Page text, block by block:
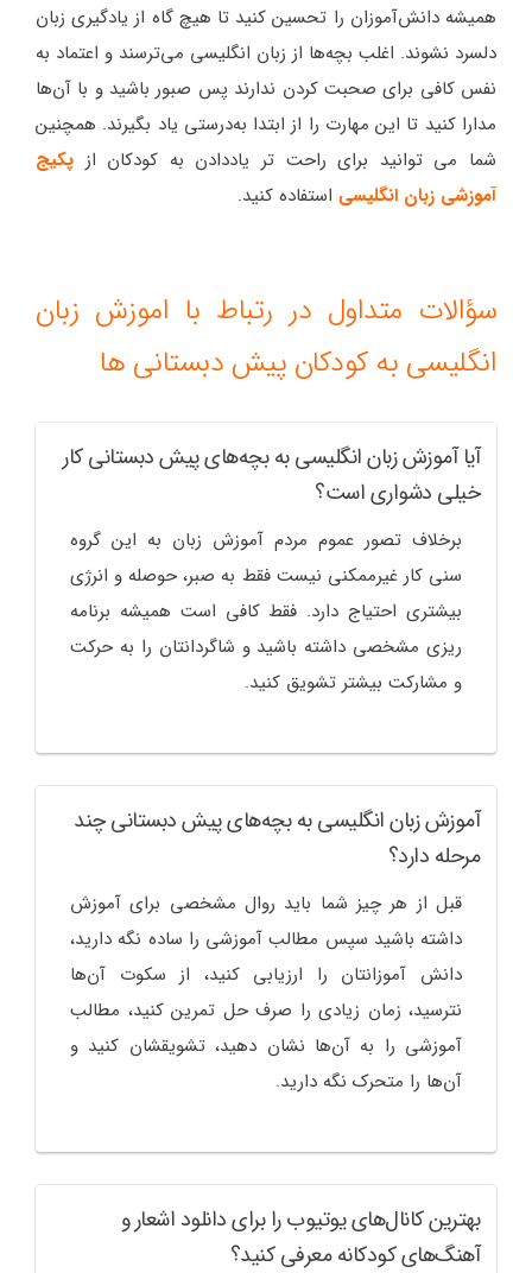
همیشه دانش‌آموزان را تحسین کنید تا هیچ گاه از یادگیری زبان
دلسرد نشوند. اغلب بچه‌ها از زبان انگلیسی می‌ترسند و اعتماد به
نفس کافی برای صحبت کردن ندارند پس صبور باشید و با آن‌ها
مدارا کنید تا این مهارت را از ابتدا به‌درستی یاد بگیرند. همچنین
شما می توانید برای راحت تر یاددادن به کودکان از پکیج‌
آموزشی زبان انگلیسی استفاده کنید.
سؤالات متداول در رتباط با اموزش زبان
انگلیسی به کودکان پیش دبستانی ها
آیا آموزش زبان انگلیسی به بچه‌های پیش دبستانی کار
خیلی دشواری است؟
برخلاف تصور عموم مردم آموزش زبان به این گروه
سنی کار غیرممکنی نیست فقط به صبر، حوصله و انرژی
بیشتری احتیاج دارد. فقط کافی است همیشه برنامه
ریزی مشخصی داشته باشید و شاگردانتان را به حرکت
و مشارکت بیشتر تشویق کنید.
آموزش زبان انگلیسی به بچه‌های پیش دبستانی چند
مرحله دارد؟
قبل از هر چیز شما باید روال مشخصی برای آموزش
داشته باشید سپس مطالب آموزشی را ساده نگه دارید،
دانش آموزانتان را ارزیابی کنید، از سکوت آن‌ها
نترسید، زمان زیادی را صرف حل تمرین کنید، مطالب
آموزشی را به آن‌ها نشان دهید، تشویقشان کنید و
آن‌ها را متحرک نگه دارید.
بهترین کانال‌های یوتیوب را برای دانلود اشعار و
آهنگ‌های کودکانه معرفی کنید؟